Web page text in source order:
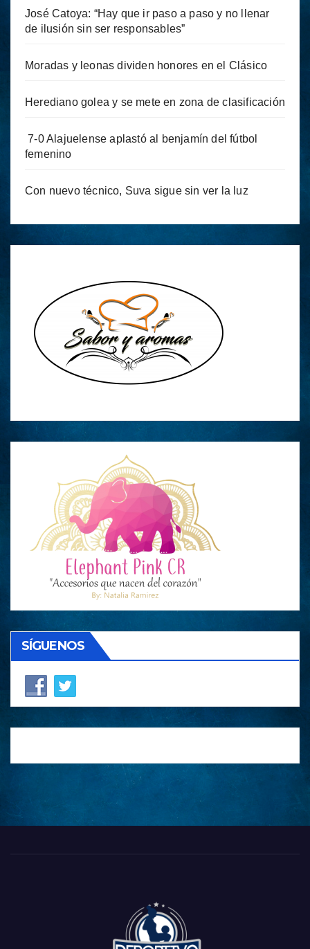
José Catoya: “Hay que ir paso a paso y no llenar
de ilusión sin ser responsables”
Moradas y leonas dividen honores en el Clásico
Herediano golea y se mete en zona de clasificación
7-0 Alajuelense aplastó al benjamín del fútbol
femenino
Con nuevo técnico, Suva sigue sin ver la luz
SÍGUENOS